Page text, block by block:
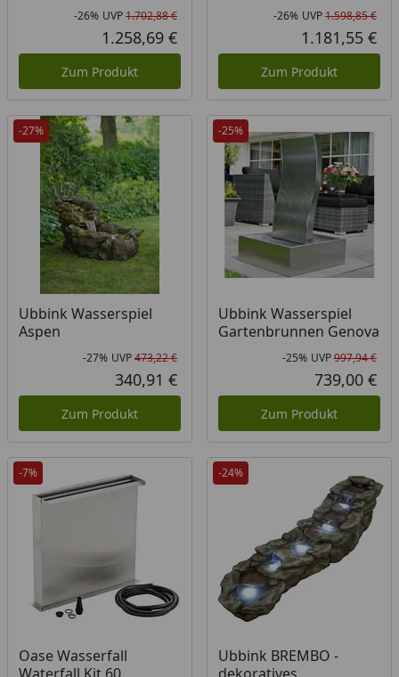
Rabatt in Prozent
-26%
Ursprünglicher Preis
UVP1.702,88 €
Aktueller Preis
1.258,69 €
Zum Produkt
-26% UVP1.598,85 €
1.181,55 €
Zum Produkt
-27%
Ubbink Wasserspiel
Aspen
Rabatt in Prozent
-27%
Ursprünglicher Preis
UVP473,22 €
Aktueller Preis
340,91 €
Zum Produkt
-25%
Ubbink Wasserspiel
Gartenbrunnen Genova
-25% UVP997,94 €
739,00 €
Zum Produkt
-7%
Oase Wasserfall
Produkt am Lager
-24%
Ubbink BREMBO -